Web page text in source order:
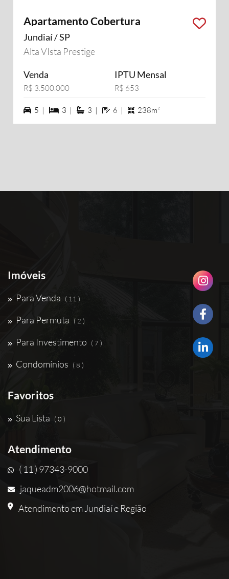
Apartamento Cobertura
Jundiaí / SP
Alta VIsta Prestige
Venda
R$ 3.500.000
IPTU Mensal
R$ 653
5 vagas na garagem
5 | 3 dormiórios
3 | 3 suítes
3 | 6 banheiros
6 | 238m²
Imóveis
Para Venda ( 11 )
Para Permuta ( 2 )
Para Investimento ( 7 )
Condomínios ( 8 )
Favoritos
Sua Lista ( 0 )
Atendimento
( 11 ) 97343-9000
jaqueadm2006@hotmail.com
Atendimento em Jundiaí e Região